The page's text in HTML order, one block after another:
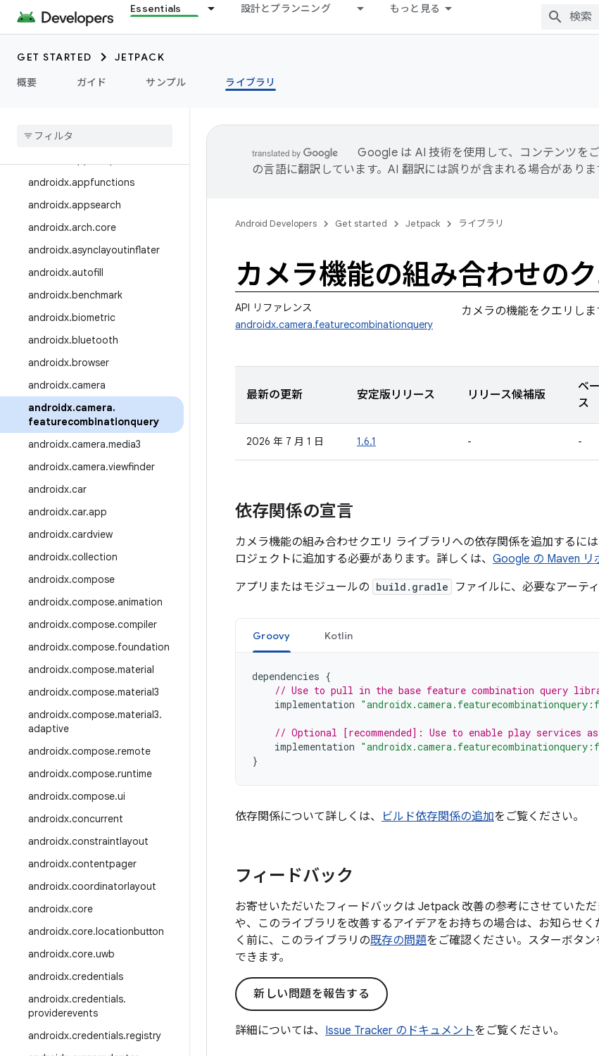
Essentials 設計とプランニング もっと見る
GET STARTED
JETPACK
概要
ガイド サンプル ライブラリ
ライブラリを探索
androidx.
androidx.appfunctions
androidx.appsearch
androidx.arch.core
androidx.asynclayoutinflater
androidx.autofill
androidx.benchmark
androidx.biometric
androidx.bluetooth
androidx.browser
androidx.camera
androidx.camera.
featurecombinationquery
androidx.camera.media3
androidx.camera.viewfinder
androidx.car
androidx.car.app
androidx.cardview
androidx.collection
androidx.compose
androidx.compose.animation
androidx.compose.compiler
androidx.compose.foundation
androidx.compose.material
androidx.compose.material3
androidx.compose.material3.
adaptive
androidx.compose.remote
androidx.compose.runtime
androidx.compose.ui
androidx.concurrent
androidx.constraintlayout
androidx.contentpager
androidx.coordinatorlayout
androidx.core
androidx.core.locationbutton
androidx.core.uwb
androidx.credentials
androidx.credentials.
providerevents
androidx.credentials.registry
Google は AI 技術を使用して、コンテンツを
の言語に翻訳しています。AI 翻訳には誤りが含まれる場合がありま
Android Developers Get started Jetpack ライブラリ
カメラ機能の組み合わせの
API リファレンス
androidx.camera.featurecombinationquery
カメラの機能をクエリしま
最新の更新 安定版リリース リリース候補版
ベ
ス
2026 年 7 月 1 日 1.6.1 - -
依存関係の宣言
カメラ機能の組み合わせクエリ ライブラリへの依存関係を追加するに
ロジェクトに追加する必要があります。詳しくは、 Google の Maven リ
アプリまたはモジュールの build.gradle ファイルに、必要なアーテ
Groovy Kotlin
dependencies {
// Use to pull in the base feature combination query
implementation
// Optional [recommended]: Use to enable play services
implementation
}
依存関係について詳しくは、 ビルド依存関係の追加をご覧ください。
フィードバック
お寄せいただいたフィードバックは Jetpack 改善の参考にさせていた
や、このライブラリを改善するアイデアをお持ちの場合は、お知らせ
く前に、このライブラリの既存の問題をご確認ください。スターボタ
できます。
新しい問題を報告する
詳細については、 Issue Tracker のドキュメントをご覧ください。